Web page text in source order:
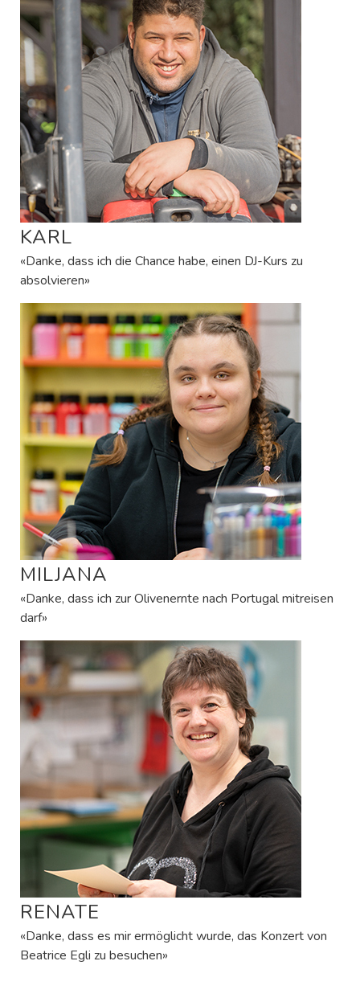
KARL
«Danke, dass ich die Chance habe, einen DJ-Kurs zu
absolvieren»
MILJANA
«Danke, dass ich zur Olivenernte nach Portugal mitreisen
darf»
RENATE
«Danke, dass es mir ermöglicht wurde, das Konzert von
Beatrice Egli zu besuchen»